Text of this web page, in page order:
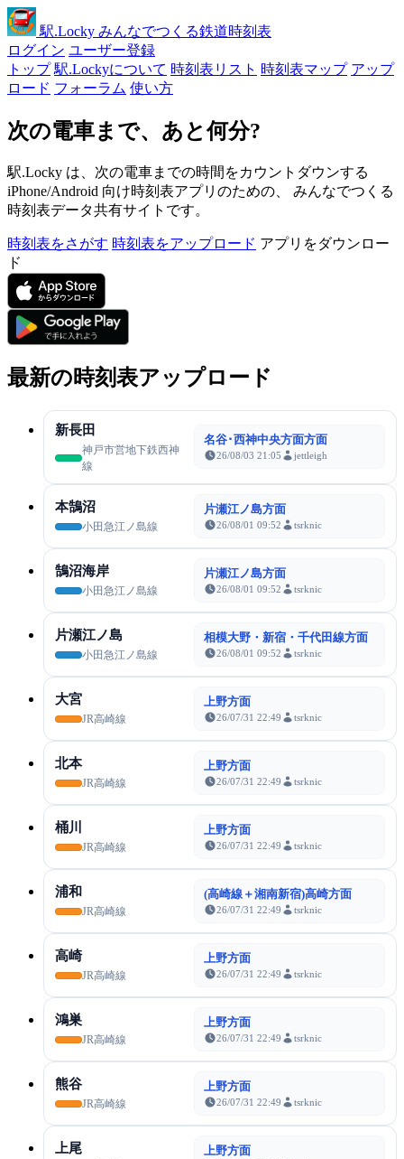
駅.Locky みんなでつくる鉄道時刻表
ログイン ユーザー登録
トップ 駅.Lockyについて 時刻表リスト 時刻表マップ アップ
ロード フォーラム 使い方
次の電車まで、あと何分?
駅.Locky は、次の電車までの時間をカウントダウンする
iPhone/Android 向け時刻表アプリのための、 みんなでつくる
時刻表データ共有サイトです。
時刻表をさがす 時刻表をアップロード アプリをダウンロー
ド
最新の時刻表アップロード
新長田
神戸市営地下鉄西神
線
名谷･西神中央方面方面
26/08/03 21:05 jettleigh
本鵠沼
小田急江ノ島線
片瀬江ノ島方面
26/08/01 09:52 tsrknic
鵠沼海岸
小田急江ノ島線
片瀬江ノ島方面
26/08/01 09:52 tsrknic
片瀬江ノ島
小田急江ノ島線
相模大野・新宿・千代田線方面
26/08/01 09:52 tsrknic
大宮
JR高崎線
上野方面
26/07/31 22:49 tsrknic
北本
JR高崎線
上野方面
26/07/31 22:49 tsrknic
桶川
JR高崎線
上野方面
26/07/31 22:49 tsrknic
浦和
JR高崎線
(高崎線＋湘南新宿)高崎方面
26/07/31 22:49 tsrknic
高崎
JR高崎線
上野方面
26/07/31 22:49 tsrknic
鴻巣
JR高崎線
上野方面
26/07/31 22:49 tsrknic
熊谷
JR高崎線
上野方面
26/07/31 22:49 tsrknic
上尾 上野方面